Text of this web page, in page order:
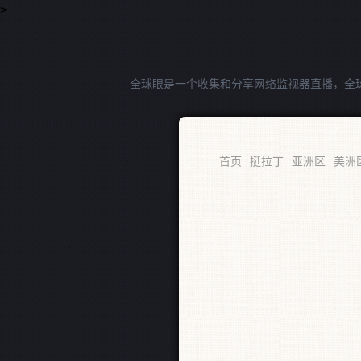
>
全球眼是一个收集和分享网络监视器直播，
首页 挺拉丁 亚洲区 美洲